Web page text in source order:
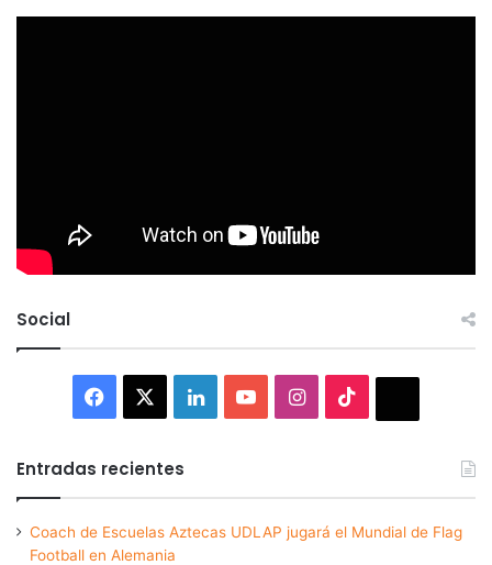
Social
Facebook LinkedInYouTubeInstagram
Entradas recientes
Coach de Escuelas Aztecas UDLAP jugará el Mundial de Flag
Football en Alemania